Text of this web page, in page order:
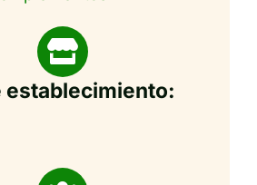
establecimiento: